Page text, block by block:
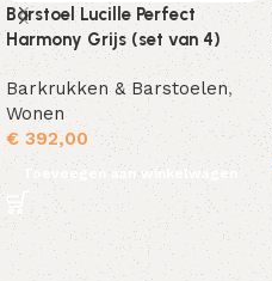
Barstoel Lucille Perfect
Harmony Grijs (set van 4)
Barkrukken & Barstoelen,
Wonen
€ 392,00
Toevoegen aan winkelwagen